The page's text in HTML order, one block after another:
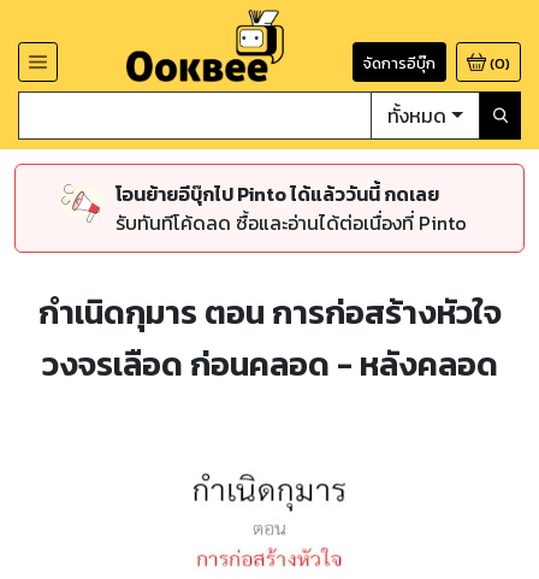
จัดการอีบุ๊ก (0)
ทั้งหมด
โอนย้ายอีบุ๊กไป Pinto ได้แล้ววันนี้ กดเลย
รับทันทีโค้ดลด ซื้อและอ่านได้ต่อเนื่องที่ Pinto
กำเนิดกุมาร ตอน การก่อสร้างหัวใจ
วงจรเลือด ก่อนคลอด - หลังคลอด